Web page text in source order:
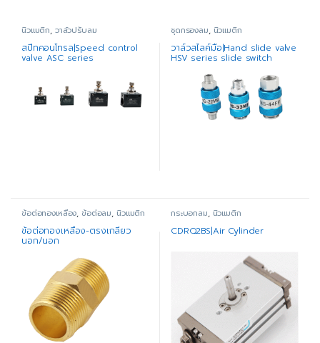
นิวแมติก, วาล์วปรับลม
สปีทคอนโทรล|Speed control
valve ASC series
ชุดกรองลม, นิวแมติก
วาล์วสไลค์มือ|Hand slide valve
HSV series slide switch
ข้อต่อทองเหลือง,ข้อต่อลม, นิวแมติก
ข้อต่อทองเหลือง-ตรงเกลียว
นอก/นอก
กระบอกลม, นิวแมติก
CDRQ2BS|Air Cylinder